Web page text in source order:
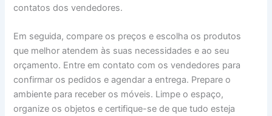
contatos dos vendedores.
Em seguida, compare os preços e escolha os produtos
que melhor atendem às suas necessidades e ao seu
orçamento. Entre em contato com os vendedores para
confirmar os pedidos e agendar a entrega. Prepare o
ambiente para receber os móveis. Limpe o espaço,
organize os objetos e certifique-se de que tudo esteja